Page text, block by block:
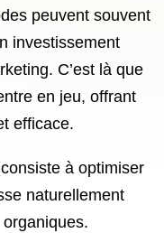
peuvent souvent
investissement
C’est là que
en jeu, offrant
efficace.
à optimiser
naturellement